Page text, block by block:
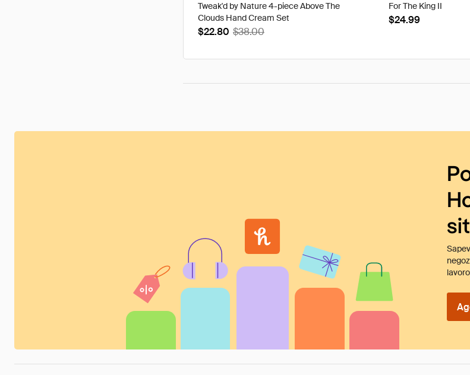
Tweak'd by Nature 4-piece Above The
Clouds Hand Cream Set
$22.80 $38.00
For The King II
$24.99